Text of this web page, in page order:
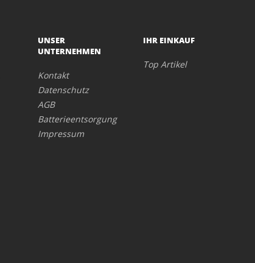
UNSER
UNTERNEHMEN
Kontakt
Datenschutz
AGB
Batterieentsorgung
Impressum
IHR EINKAUF
Top Artikel